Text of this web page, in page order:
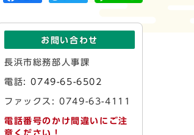
お問い合わせ
長浜市総務部人事課
電話:0749-65-6502
ファックス: 0749-63-4111
電話番号のかけ間違いにご注
意ください！